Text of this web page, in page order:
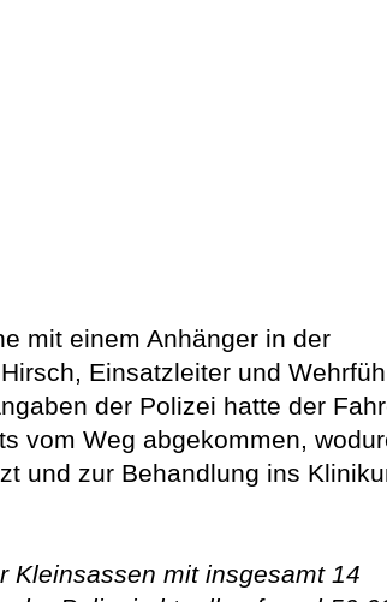
mit einem Anhänger in der
Einsatzleiter und
der Polizei hatte der
vom Weg abgekommen,
und zur Behandlung ins
Kleinsassen mit insgesamt 14